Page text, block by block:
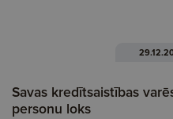
Savas kredītsaistības
personu loks